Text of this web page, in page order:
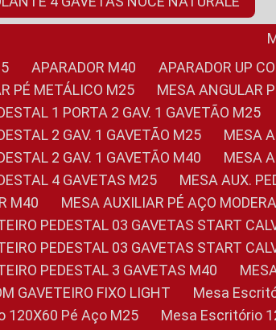
APARADOR M40 APARADOR UP
PÉ METÁLICO M25
MESA ANGULAR
1 PORTA 2 GAV. 1 GAVETÃO M25
2 GAV. 1 GAVETÃO M25
MESA
2 GAV. 1 GAVETÃO M40
MESA
4 GAVETAS M25
MESA AUX.
M40
MESA AUXILIAR PÉ AÇO
PEDESTAL 03 GAVETAS START
PEDESTAL 03 GAVETAS START
PEDESTAL 3 GAVETAS M40
GAVETEIRO FIXO LIGHT
Mesa
120X60 Pé Aço M25
Mesa Escritório